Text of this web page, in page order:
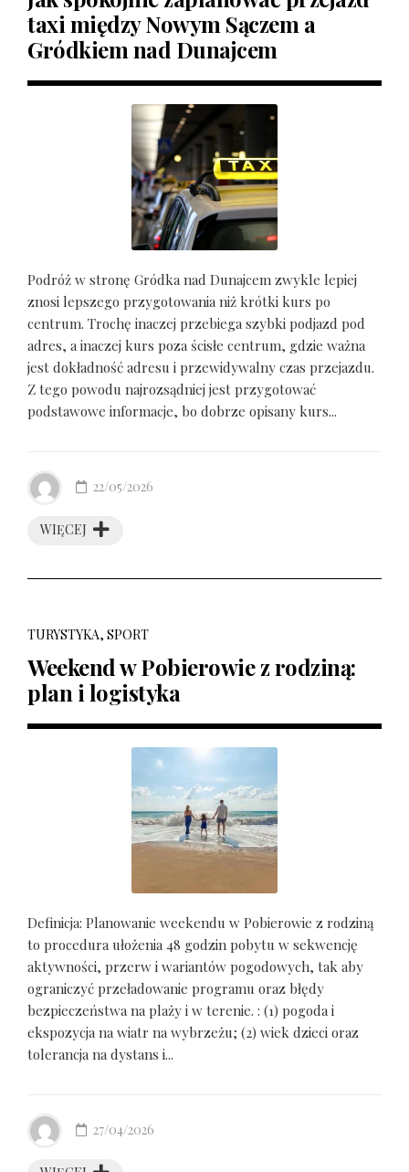
taxi między Nowym Sączem a
Gródkiem nad Dunajcem
Podróż w stronę Gródka nad Dunajcem zwykle lepiej
znosi lepszego przygotowania niż krótki kurs po
centrum. Trochę inaczej przebiega szybki podjazd pod
adres, a inaczej kurs poza ścisłe centrum, gdzie ważna
jest dokładność adresu i przewidywalny czas przejazdu.
Z tego powodu najrozsądniej jest przygotować
podstawowe informacje, bo dobrze opisany kurs...
WIĘCEJ
22/05/2026
TURYSTYKA, SPORT
Weekend w Pobierowie z rodziną:
plan i logistyka
Definicja: Planowanie weekendu w Pobierowie z rodziną
to procedura ułożenia 48 godzin pobytu w sekwencję
aktywności, przerw i wariantów pogodowych, tak aby
ograniczyć przeładowanie programu oraz błędy
bezpieczeństwa na plaży i w terenie. : (1) pogoda i
ekspozycja na wiatr na wybrzeżu; (2) wiek dzieci oraz
tolerancja na dystans i...
27/04/2026